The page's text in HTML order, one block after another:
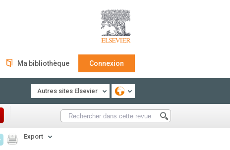
Ma bibliothèque Connexion
Autres sites Elsevier
Export